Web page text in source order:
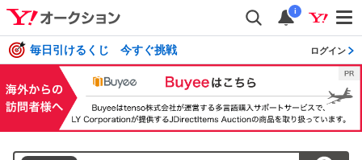
i
毎日引けるくじ 今すぐ挑戦 ログイン